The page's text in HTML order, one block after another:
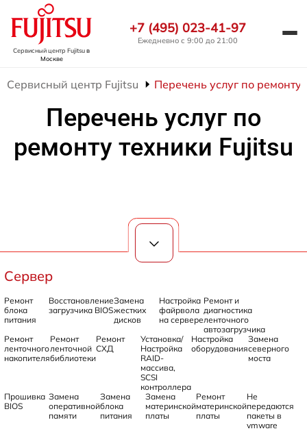
Сервисный центр Fujitsuв
Москве
+7 (495) 023-41-97
Ежедневно с 9:00 до 21:00
Сервисный центр Fujitsu Перечень услуг по ремонту
Перечень услуг по
ремонту техники Fujitsu
Сервер
Ремонт
блока
питания
Восстановление
загрузчика BIOS
Замена
жестких
дисков
Настройка
файрвола
на сервере
Ремонт и
диагностика
ленточного
автозагрузчика
Ремонт
ленточного
накопителя
Ремонт
ленточной
библиотеки
Ремонт
СХД
Установка/
Настройка
RAID-
массива,
SCSI
контроллера
Настройка
оборудования
Замена
северного
моста
Прошивка
BIOS
Замена
оперативной
памяти
Замена
блока
питания
Замена
материнской
платы
Ремонт
материнской
платы
Не
передаются
пакеты в
vmware